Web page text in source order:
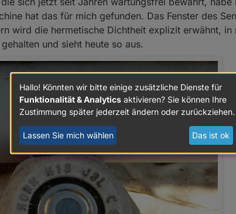
hat das für mich gefunden. Das Fenster des
wird die hermetische Dichtheit explizit erwähnt, in
und sieht heute so aus.
Hallo! Könnten wir bitte einige zusätzliche Dienste für
Funktionalität & Analytics aktivieren? Sie können Ihre
Zustimmung später jederzeit ändern oder zurückziehen.
Lassen Sie mich wählen Das ist ok